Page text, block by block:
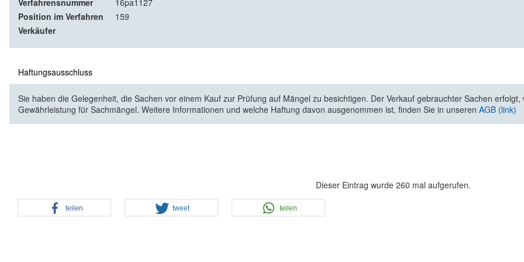
Verfahrensnummer
16pa1127
Position im Verfahren
159
Verkäufer
Haftungsausschluss
Sie haben die Gelegenheit, die Sachen vor einem Kauf zur Prüfung auf Mängel zu besichtigen. Der Verkauf gebrauchter Sachen
Gewährleistung für Sachmängel. Weitere Informationen und welche Haftung davon ausgenommen ist, finden Sie in unseren AGB (link)
Dieser Eintrag wurde 260 mal aufgerufen.
teilen tweet teilen